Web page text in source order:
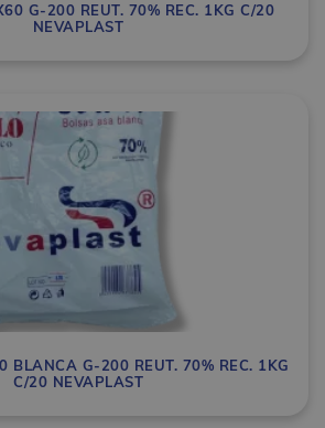
G-200 REUT. 70% REC. 1KG C/20
NEVAPLAST
BLANCA G-200 REUT. 70% REC. 1KG
C/20 NEVAPLAST